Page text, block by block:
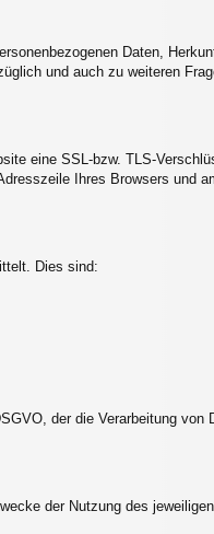
Daten,
und auch zu weiteren
eine SSL-bzw. TLS-
Ihres Browsers und
Dies sind:
der die Verarbeitung von
der Nutzung des